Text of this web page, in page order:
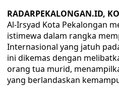
RADARPEKALONGAN.ID,
Al-Irsyad Kota Pekalongan
istimewa dalam rangka
Internasional yang jatuh
ini dikemas dengan
orang tua murid,
yang berlandaskan